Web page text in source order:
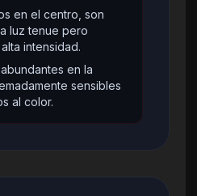
en el centro, son
luz tenue pero
intensidad.
en la
sensibles
al color.